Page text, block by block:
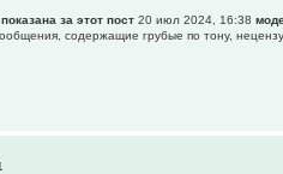
за этот пост20 июл 2024, 16:38
содержащие гpубые по тону,